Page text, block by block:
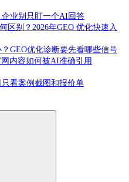
业别只盯一个AI回答
区别？2026年GEO 优化快速入
GEO优化诊断要先看哪些信号
网内容如何被AI准确引用
看案例截图和报价单